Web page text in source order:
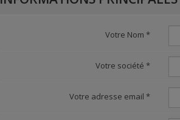
Votre Nom *
Votre société *
Votre adresse email *